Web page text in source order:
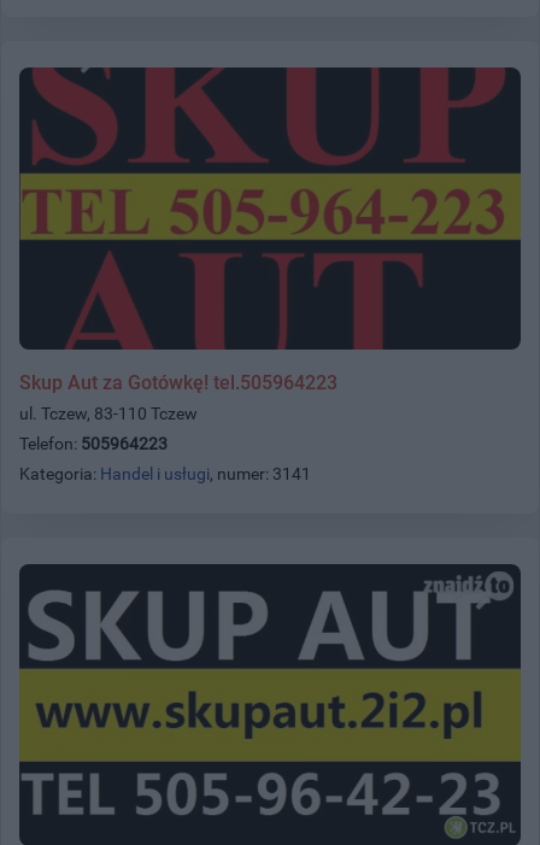
Skup Aut za Gotówkę! tel.505964223
ul. Tczew, 83-110 Tczew
Telefon: 505964223
Kategoria: Handel i usługi, numer: 3141